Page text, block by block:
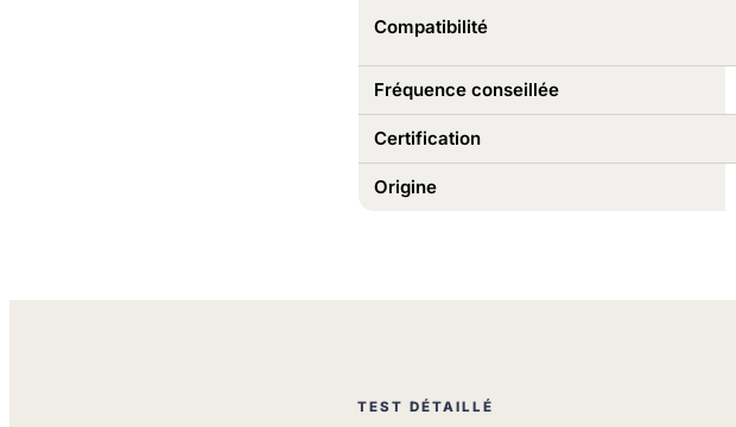
Compatibilité
Fréquence conseillée
Certification
Origine
TEST DÉTAILLÉ